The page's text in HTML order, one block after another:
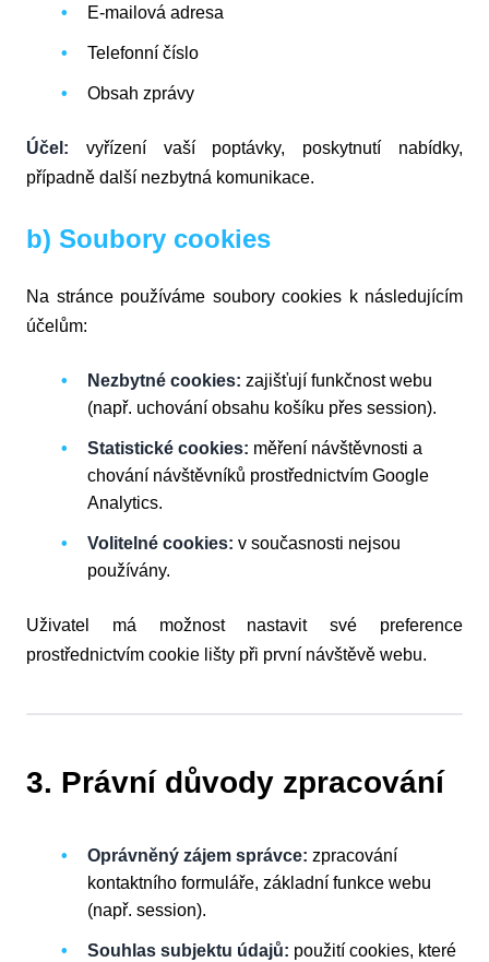
E-mailová adresa
Telefonní číslo
Obsah zprávy
Účel: vyřízení vaší poptávky, poskytnutí nabídky,
případně další nezbytná komunikace.
b) Soubory cookies
Na stránce používáme soubory cookies k následujícím
účelům:
Nezbytné cookies: zajišťují funkčnost webu
(např. uchování obsahu košíku přes session).
Statistické cookies: měření návštěvnosti a
chování návštěvníků prostřednictvím Google
Analytics.
Volitelné cookies: v současnosti nejsou
používány.
Uživatel má možnost nastavit své preference
prostřednictvím cookie lišty při první návštěvě webu.
3. Právní důvody zpracování
Oprávněný zájem správce: zpracování
kontaktního formuláře, základní funkce webu
(např. session).
Souhlas subjektu údajů: použití cookies, které